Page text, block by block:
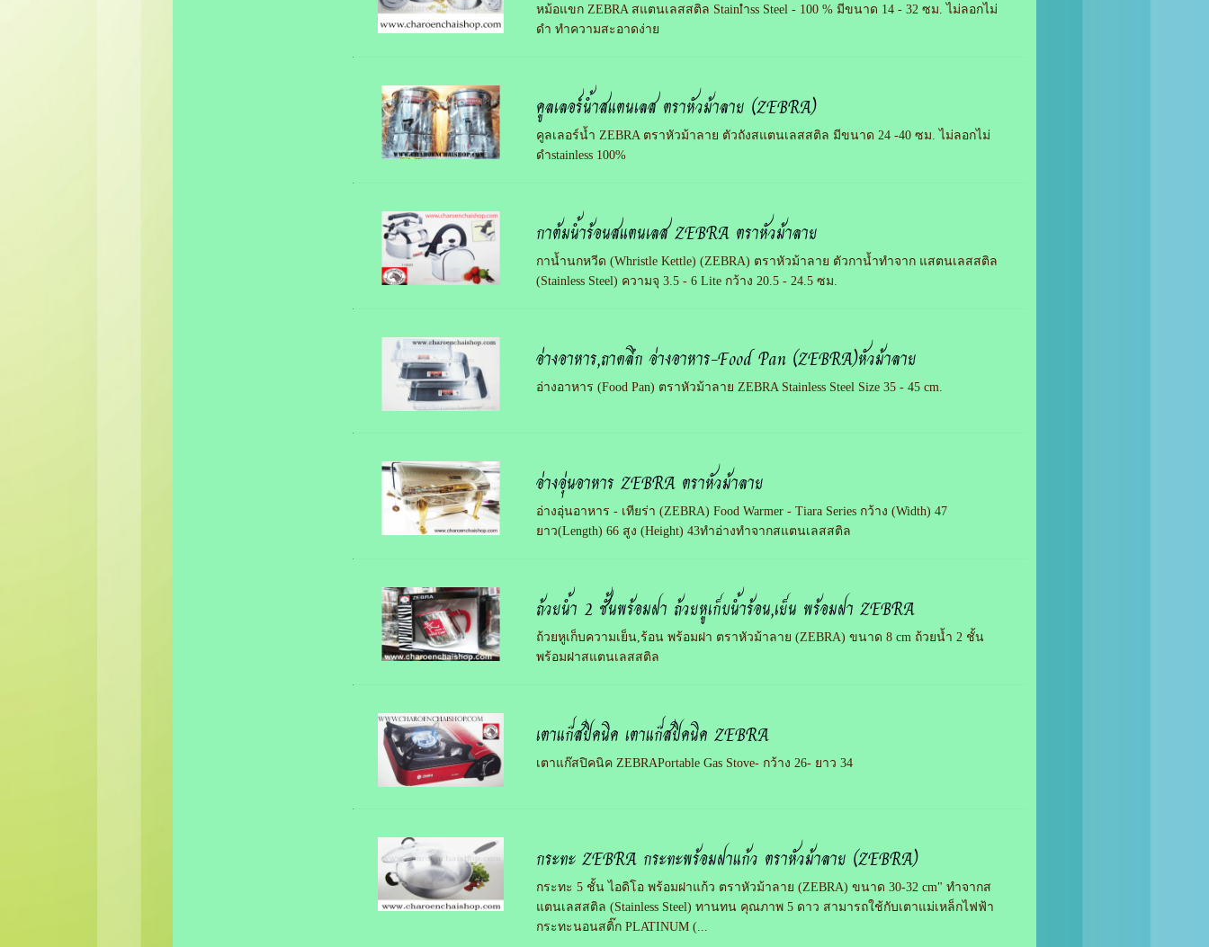
หม้อแขก ZEBRA สแตนเลสสติล Stainlำss Steel - 100 % มีขนาด 14 - 32 ซม. ไม่ลอกไม่
ดำ ทำความสะอาดง่าย
คูลเลอร์น้ำสแตนเลส ตราหัวม้าลาย (ZEBRA)
คูลเลอร์น้ำ ZEBRA ตราหัวม้าลาย ตัวถังสแตนเลสสติล มีขนาด 24 -40 ซม. ไม่ลอกไม่
ดำstainless 100%
กาต้มน้ำร้อนสแตนเลส ZEBRA ตราหัวม้าลาย
กาน้ำนกหวีด (Whristle Kettle) (ZEBRA) ตราหัวม้าลาย ตัวกาน้ำทำจาก แสตนเลสสติล
(Stainless Steel) ความจุ 3.5 - 6 Lite กว้าง 20.5 - 24.5 ซม.
อ่างอาหาร,ถาดลึก อ่างอาหาร-Food Pan (ZEBRA)หัวม้าลาย
อ่างอาหาร (Food Pan) ตราหัวม้าลาย ZEBRA Stainless Steel Size 35 - 45 cm.
อ่างอุ่นอาหาร ZEBRA ตราหัวม้าลาย
อ่างอุ่นอาหาร - เทียร่า (ZEBRA) Food Warmer - Tiara Series กว้าง (Width) 47
ยาว(Length) 66 สูง (Height) 43ทำอ่างทำจากสแตนเลสสติล
ถ้วยน้ำ 2 ชั้นพร้อมฝา ถ้วยหูเก็บน้ำร้อน,เย็น พร้อมฝา ZEBRA
ถ้วยหูเก็บความเย็น,ร้อน พร้อมฝา ตราหัวม้าลาย (ZEBRA) ขนาด 8 cm ถ้วยน้ำ 2 ชั้น
พร้อมฝาสแตนเลสสติล
เตาแก๊สปิคนิค เตาแก๊สปิคนิค ZEBRA
เตาแก๊สปิคนิค ZEBRAPortable Gas Stove- กว้าง 26- ยาว 34
กระทะ ZEBRA กระทะพร้อมฝาแก้ว ตราหัวม้าลาย (ZEBRA)
กระทะ 5 ชั้น ไอดิโอ พร้อมฝาแก้ว ตราหัวม้าลาย (ZEBRA) ขนาด 30-32 cm" ทำจากส
แตนเลสสติล (Stainless Steel) ทานทน คุณภาพ 5 ดาว สามารถใช้กับเตาแม่เหล็กไฟฟ้า
กระทะนอนสติ๊ก PLATINUM (...